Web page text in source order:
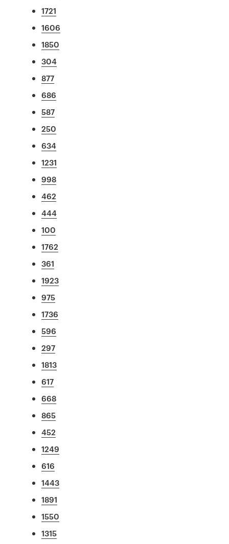
1721
1606
1850
304
877
686
587
250
634
1231
998
462
444
100
1762
361
1923
975
1736
596
297
1813
617
668
865
452
1249
616
1443
1891
1550
1315